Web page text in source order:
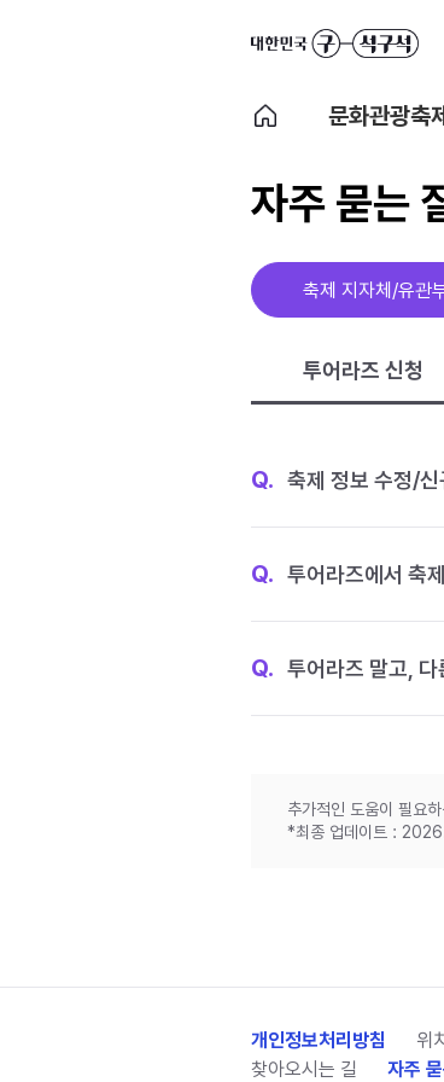
문화관광축
자주 묻는
축제 지자체/유관
투어라즈 신청
Q. 축제 정보 수정/
Q. 투어라즈에서 축
Q. 투어라즈 말고,
추가적인 도움이 필요하
*최종 업데이트 :
개인정보처리방침 위
찾아오시는 길
자주